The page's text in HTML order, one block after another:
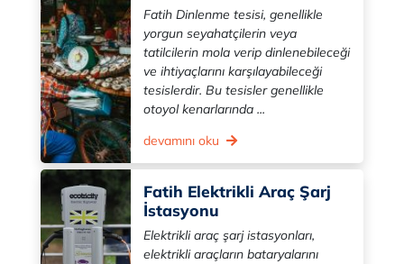
Fatih Dinlenme tesisi, genellikle
yorgun seyahatçilerin veya
tatilcilerin mola verip dinlenebileceği
ve ihtiyaçlarını karşılayabileceği
tesislerdir. Bu tesisler genellikle
otoyol kenarlarında ...
devamını oku
Fatih Elektrikli Araç Şarj
İstasyonu
Elektrikli araç şarj istasyonları,
elektrikli araçların bataryalarını